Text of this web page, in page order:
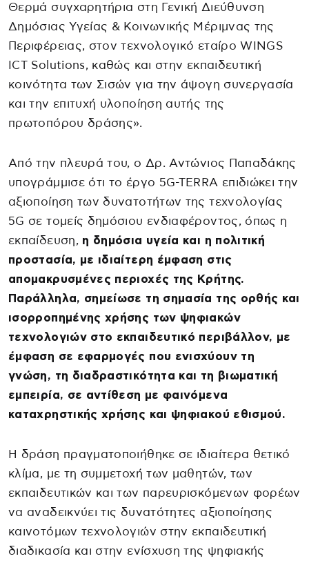
Θερμά συγχαρητήρια στη Γενική Διεύθυνση
Δημόσιας Υγείας & Κοινωνικής Μέριμνας της
Περιφέρειας, στον τεχνολογικό εταίρο WINGS
ICT Solutions, καθώς και στην εκπαιδευτική
κοινότητα των Σισών για την άψογη συνεργασία
και την επιτυχή υλοποίηση αυτής της
πρωτοπόρου δράσης».
Από την πλευρά του, ο Δρ. Αντώνιος Παπαδάκης
υπογράμμισε ότι το έργο 5G-TERRA επιδιώκει την
αξιοποίηση των δυνατοτήτων της τεχνολογίας
5G σε τομείς δημόσιου ενδιαφέροντος, όπως η
εκπαίδευση, η δημόσια υγεία και η πολιτική
προστασία, με ιδιαίτερη έμφαση στις
απομακρυσμένες περιοχές της Κρήτης.
Παράλληλα, σημείωσε τη σημασία της ορθής και
ισορροπημένης χρήσης των ψηφιακών
τεχνολογιών στο εκπαιδευτικό περιβάλλον, με
έμφαση σε εφαρμογές που ενισχύουν τη
γνώση, τη διαδραστικότητα και τη βιωματική
εμπειρία, σε αντίθεση με φαινόμενα
καταχρηστικής χρήσης και ψηφιακού εθισμού.
Η δράση πραγματοποιήθηκε σε ιδιαίτερα θετικό
κλίμα, με τη συμμετοχή των μαθητών, των
εκπαιδευτικών και των παρευρισκόμενων φορέων
να αναδεικνύει τις δυνατότητες αξιοποίησης
καινοτόμων τεχνολογιών στην εκπαιδευτική
διαδικασία και στην ενίσχυση της ψηφιακής